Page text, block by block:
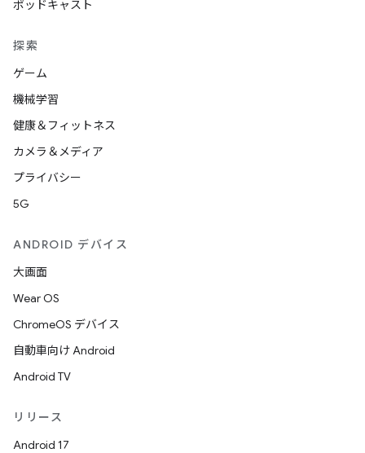
ポッドキャスト
探索
ゲーム
機械学習
健康＆フィットネス
カメラ＆メディア
プライバシー
5G
ANDROID デバイス
大画面
Wear OS
ChromeOS デバイス
自動車向け Android
Android TV
リリース
Android 17